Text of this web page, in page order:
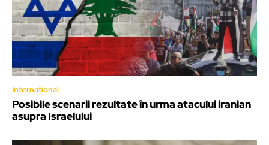
International
Posibile scenarii rezultate în urma atacului iranian
asupra Israelului